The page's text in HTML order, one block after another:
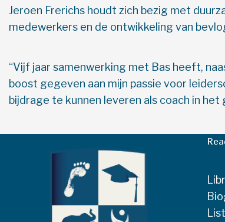
Jeroen Frerichs houdt zich bezig met
medewerkers en de ontwikkeling van
“Vijf jaar samenwerking met Bas heeft,
boost gegeven aan mijn passie voor
bijdrage te kunnen leveren als coach in het